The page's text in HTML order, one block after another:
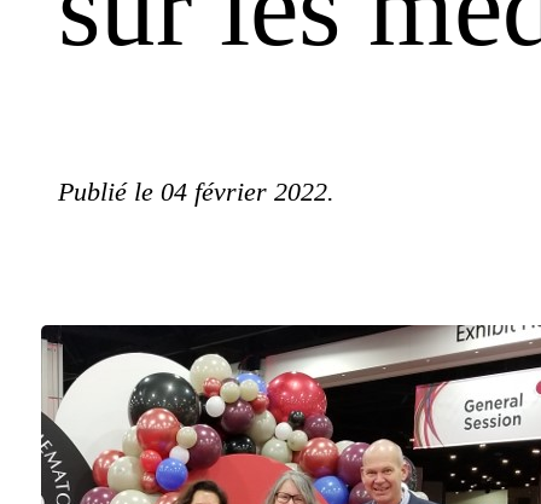
Publié le 04 février 2022.